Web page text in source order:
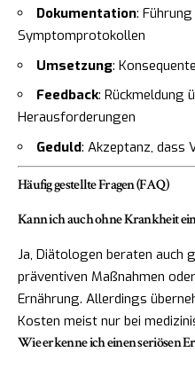
Dokumentation:
Symptomprotokollen
Umsetzung:
Feedback: Rückmeldung
Herausforderungen
Geduld: Akzeptanz, dass
Häufig gestellte Fragen (FAQ)
Kann ich auch ohne Krankheit
Ja, Diätologen beraten auch
präventiven Maßnahmen
Ernährung. Allerdings
Kosten meist nur bei
Wie erkenne ich einen seriösen